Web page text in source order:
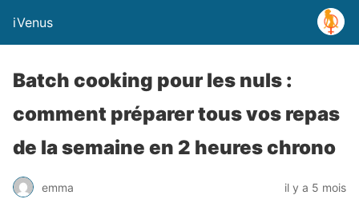
iVenus
Batch cooking pour les nuls :
comment préparer tous vos repas
de la semaine en 2 heures chrono
emma il y a 5 mois